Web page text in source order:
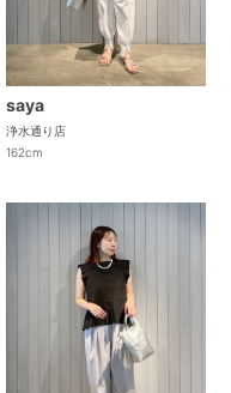
saya
浄水通り店
162cm